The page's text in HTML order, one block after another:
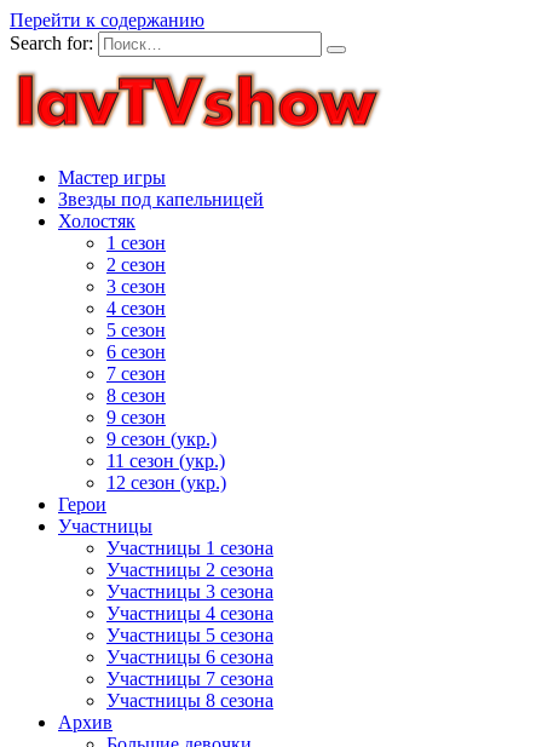
Перейти к содержанию
Search for:
Мастер игры
Звезды под капельницей
Холостяк
1 сезон
2 сезон
3 сезон
4 сезон
5 сезон
6 сезон
7 сезон
8 сезон
9 сезон
9 сезон (укр.)
11 сезон (укр.)
12 сезон (укр.)
Герои
Участницы
Участницы 1 сезона
Участницы 2 сезона
Участницы 3 сезона
Участницы 4 сезона
Участницы 5 сезона
Участницы 6 сезона
Участницы 7 сезона
Участницы 8 сезона
Архив